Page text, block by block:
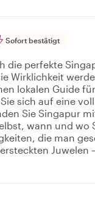
Sofort bestätigt
die perfekte
Wirklichkeit
lokalen Guide
sich auf eine
Sie Singapur
wann und wo
die man
Juwelen